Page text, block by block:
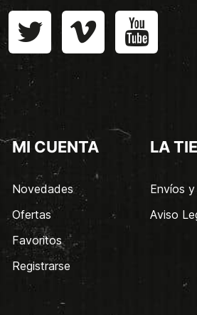
MI CUENTA
Novedades
Ofertas
Favoritos
Registrarse
LA
Envíos
Aviso